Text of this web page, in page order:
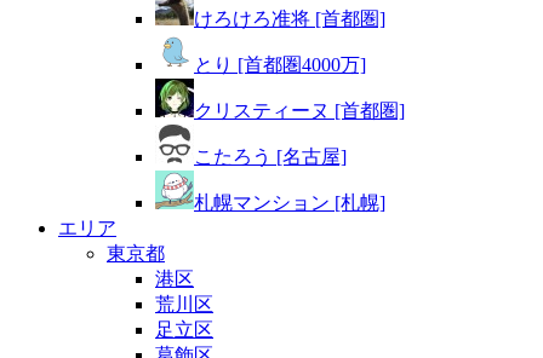
けろけろ准将 [首都圏]
とり [首都圏4000万]
クリスティーヌ [首都圏]
こたろう [名古屋]
札幌マンション [札幌]
エリア
東京都
港区
荒川区
足立区